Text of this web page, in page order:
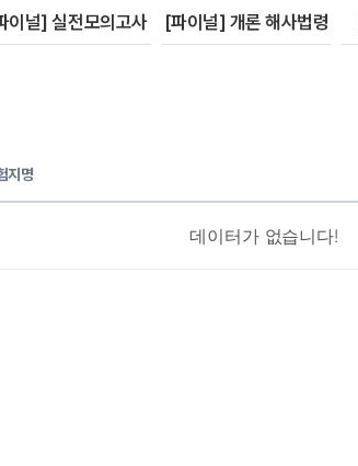
이널] 실전모의고사 [파이널] 개론 해사법령
지명
데이터가 없습니다!